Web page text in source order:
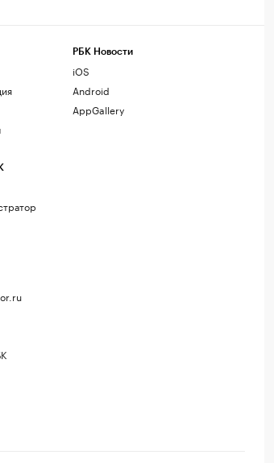
РБК Новости
iOS
Android
AppGallery